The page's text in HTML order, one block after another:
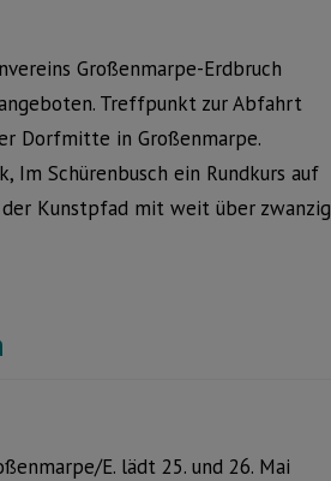
Großenmarpe-Erdbruch
Treffpunkt zur Abfahrt
Dorfmitte in Großenmarpe.
Im Schürenbusch ein Rundkurs auf
Kunstpfad mit weit über zwanzig
E. lädt 25. und 26. Mai